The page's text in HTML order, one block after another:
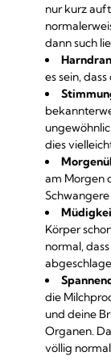
nur kurz
dann such
es sein,
dies
am Morgen
Körper
normal,
die
und deine
Organen.
völlig